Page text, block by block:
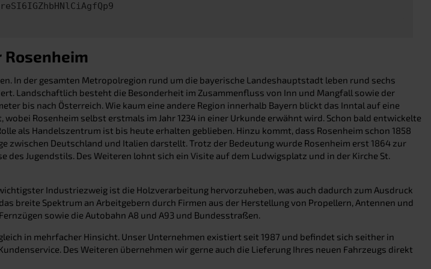
In der gesamten Metropolregion rund um die bayerische Landeshauptstadt leben rund sechs
Landschaftlich besteht die Besonderheit im Zusammenfluss von Inn und Mangfall sowie der
bis nach Österreich. Wie kaum eine andere Region innerhalb Bayern blickt das Inntal auf eine
Rosenheim selbst erstmals im Jahr 1234 in einer Urkunde erwähnt wird. Schon bald entwickelte
als Handelszentrum ist bis heute erhalten geblieben. Hinzu kommt, dass Rosenheim schon 1858
zwischen Deutschland und Italien darstellt. Trotz der Bedeutung wurde Rosenheim erst 1864 zur
Jugendstils. Des Weiteren lohnt sich ein Visite auf dem Ludwigsplatz und in der Kirche St.
Industriezweig ist die Holzverarbeitung hervorzuheben, was auch dadurch zum Ausdruck
breite Spektrum an Arbeitgebern durch Firmen aus der Herstellung von Propellern, Antennen und
sowie die Autobahn A8 und A93 und Bundesstraßen.
in mehrfacher Hinsicht. Unser Unternehmen existiert seit 1987 und befindet sich seither in
Des Weiteren übernehmen wir gerne auch die Lieferung Ihres neuen Fahrzeugs direkt